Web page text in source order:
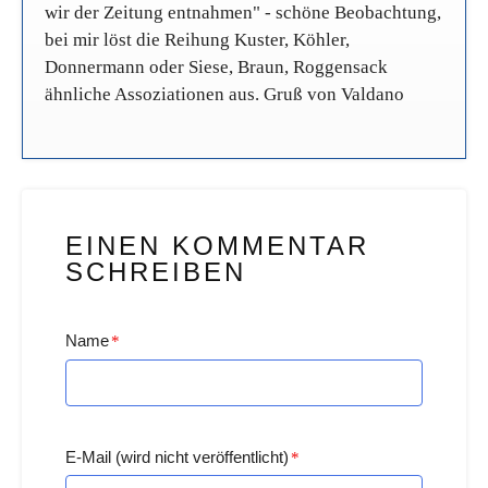
wir der Zeitung entnahmen" - schöne Beobachtung,
bei mir löst die Reihung Kuster, Köhler,
Donnermann oder Siese, Braun, Roggensack
ähnliche Assoziationen aus. Gruß von Valdano
EINEN KOMMENTAR
SCHREIBEN
Name*
E-Mail (wird nicht veröffentlicht) *